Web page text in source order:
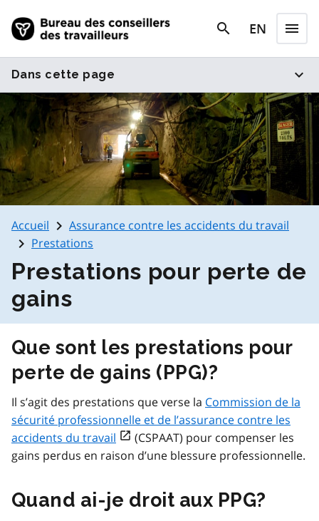
search
search
EN menu
Menu
Accueil navigate_next Assurance contre les accidents du travail
navigate_next Prestations
Prestations pour perte de
gains
Dans cette page expand_more
Que sont les prestations pour
perte de gains (PPG)?
Il s’agit des prestations que verse la Commission de la
sécurité professionnelle et de l’assurance contre les
accidents du travail open_in_new (CSPAAT) pour compenser les
gains perdus en raison d’une blessure professionnelle.
Quand ai-je droit aux PPG?